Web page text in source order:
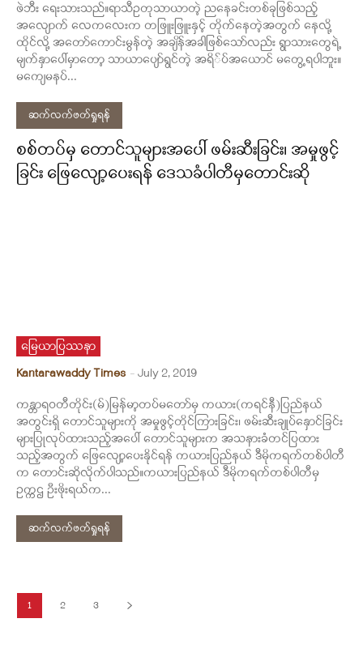
ဖဲဘီး ရေးသားသည်။ရာသီဥတုသာယာတဲ့ ညနေခင်းတစ်ခုဖြစ်သည့်
အလျောက် လေကလေးက တဖြူးဖြူးနှင့် တိုက်နေတဲ့အတွက် နေလို့
ထိုင်လို့ အတော်ကောင်းမွန်တဲ့ အချိန်အခါဖြစ်သော်လည်း ရွာသားတွေရဲ့
မျက်နှာပေါ်မှာတော့ သာယာပျော်ရွင်တဲ့ အရိ်ပ်အယောင် မတွေ့ရပါဘူး။
မကျေမနပ်...
ဆက်လက်ဖတ်ရှုရန်
စစ်တပ်မှ တောင်သူများအပေါ် ဖမ်းဆီးခြင်း၊ အမှုဖွင့်
ခြင်း ဖြေလျော့ပေးရန် ဒေသခံပါတီမှတောင်းဆို
မြေယာပြဿနာ
Kantarawaddy Times - July 2, 2019
ကန္တာရဝတီတိုင်း(မ်)မြန်မာ့တပ်မတော်မှ ကယား(ကရင်နီ)ပြည်နယ်
အတွင်းရှိ တောင်သူများကို အမှုဖွင့်တိုင်ကြားခြင်း၊ ဖမ်းဆီးချုပ်နှောင်ခြင်း
များပြုလုပ်ထားသည့်အပေါ် တောင်သူများက အသနားခံတင်ပြထား
သည့်အတွက် ဖြေလျော့ပေးနိုင်ရန် ကယားပြည်နယ် ဒီမိုကရက်တစ်ပါတီ
က တောင်းဆိုလိုက်ပါသည်။ကယားပြည်နယ် ဒီမိုကရက်တစ်ပါတီမှ
ဥက္ကဌ ဦးဖိုးရယ်က...
ဆက်လက်ဖတ်ရှုရန်
1 2 3